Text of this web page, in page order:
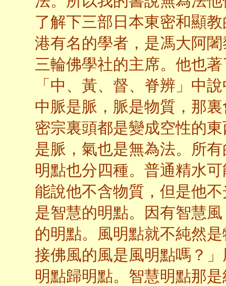
了解下三部日本東密和顯
港有名的學者，是馮大阿
三輪佛學社的主席。他也
「中、黃、督、脊辨」中
中脈是脈，脈是物質，那
密宗裏頭都是變成空性的
是脈，氣也是無為法。所
明點也分四種。普通精水
能說他不含物質，但是他
是智慧的明點。因有智慧
的明點。風明點就不純然
接佛風的風是風明點嗎？
明點歸明點。智慧明點那